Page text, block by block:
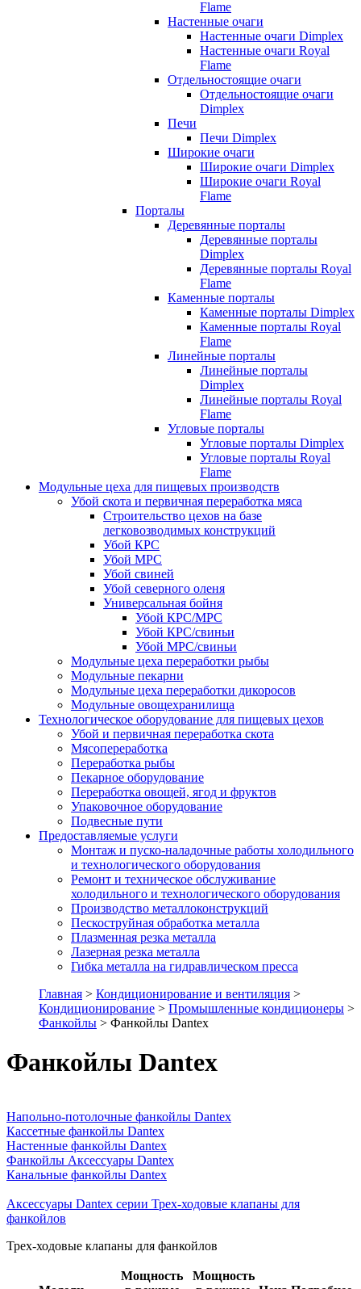
Flame
Настенные очаги
Настенные очаги Dimplex
Настенные очаги Royal
Flame
Отдельностоящие очаги
Отдельностоящие очаги
Dimplex
Печи
Печи Dimplex
Широкие очаги
Широкие очаги Dimplex
Широкие очаги Royal
Flame
Порталы
Деревянные порталы
Деревянные порталы
Dimplex
Деревянные порталы Royal
Flame
Каменные порталы
Каменные порталы Dimplex
Каменные порталы Royal
Flame
Линейные порталы
Линейные порталы
Dimplex
Линейные порталы Royal
Flame
Угловые порталы
Угловые порталы Dimplex
Угловые порталы Royal
Flame
Модульные цеха для пищевых производств
Убой скота и первичная переработка мяса
Строительство цехов на базе
легковозводимых конструкций
Убой КРС
Убой МРС
Убой свиней
Убой северного оленя
Универсальная бойня
Убой КРС/МРС
Убой КРС/свиньи
Убой МРС/свиньи
Модульные цеха переработки рыбы
Модульные пекарни
Модульные цеха переработки дикоросов
Модульные овощехранилища
Технологическое оборудование для пищевых цехов
Убой и первичная переработка скота
Мясопереработка
Переработка рыбы
Пекарное оборудование
Переработка овощей, ягод и фруктов
Упаковочное оборудование
Подвесные пути
Предоставляемые услуги
Монтаж и пуско-наладочные работы холодильного
и технологического оборудования
Ремонт и техническое обслуживание
холодильного и технологического оборудования
Производство металлоконструкций
Пескоструйная обработка металла
Плазменная резка металла
Лазерная резка металла
Гибка металла на гидравлическом пресса
Главная > Кондиционирование и вентиляция >
Кондиционирование > Промышленные кондиционеры >
Фанкойлы > Фанкойлы Dantex
Фанкойлы Dantex
Напольно-потолочные фанкойлы Dantex
Кассетные фанкойлы Dantex
Настенные фанкойлы Dantex
Фанкойлы Аксессуары Dantex
Канальные фанкойлы Dantex
Аксессуары Dantex серии Трех-ходовые клапаны для
фанкойлов
Трех-ходовые клапаны для фанкойлов
Мощность
Мощность